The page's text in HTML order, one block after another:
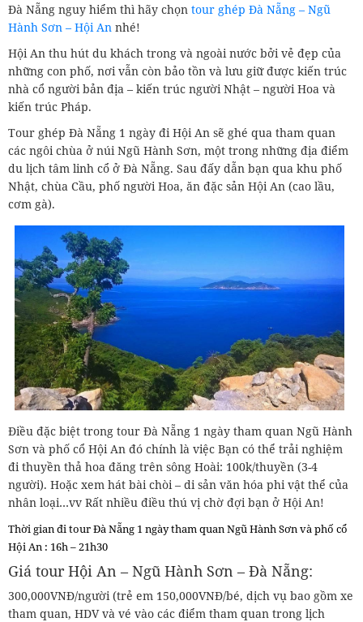
Đà Nẵng nguy hiểm thì hãy chọn tour ghép Đà Nẵng – Ngũ
Hành Sơn – Hội An nhé!
Hội An thu hút du khách trong và ngoài nước bởi vẻ đẹp của
những con phố, nơi vẫn còn bảo tồn và lưu giữ được kiến trúc
nhà cổ người bản địa – kiến trúc người Nhật – người Hoa và
kiến trúc Pháp.
Tour ghép Đà Nẵng 1 ngày đi Hội An sẽ ghé qua tham quan
các ngôi chùa ở núi Ngũ Hành Sơn, một trong những địa điểm
du lịch tâm linh cổ ở Đà Nẵng. Sau đấy dẫn bạn qua khu phố
Nhật, chùa Cầu, phố người Hoa, ăn đặc sản Hội An (cao lầu,
cơm gà).
Điều đặc biệt trong tour Đà Nẵng 1 ngày tham quan Ngũ Hành
Sơn và phố cổ Hội An đó chính là việc Bạn có thể trải nghiệm
đi thuyền thả hoa đăng trên sông Hoài: 100k/thuyền (3-4
người). Hoặc xem hát bài chòi – di sản văn hóa phi vật thể của
nhân loại…vv Rất nhiều điều thú vị chờ đợi bạn ở Hội An!
Thời gian đi tour Đà Nẵng 1 ngày tham quan Ngũ Hành Sơn và phố cổ
Hội An : 16h – 21h30
Giá tour Hội An – Ngũ Hành Sơn – Đà Nẵng:
300,000VNĐ/người (trẻ em 150,000VNĐ/bé, dịch vụ bao gồm xe
tham quan, HDV và vé vào các điểm tham quan trong lịch